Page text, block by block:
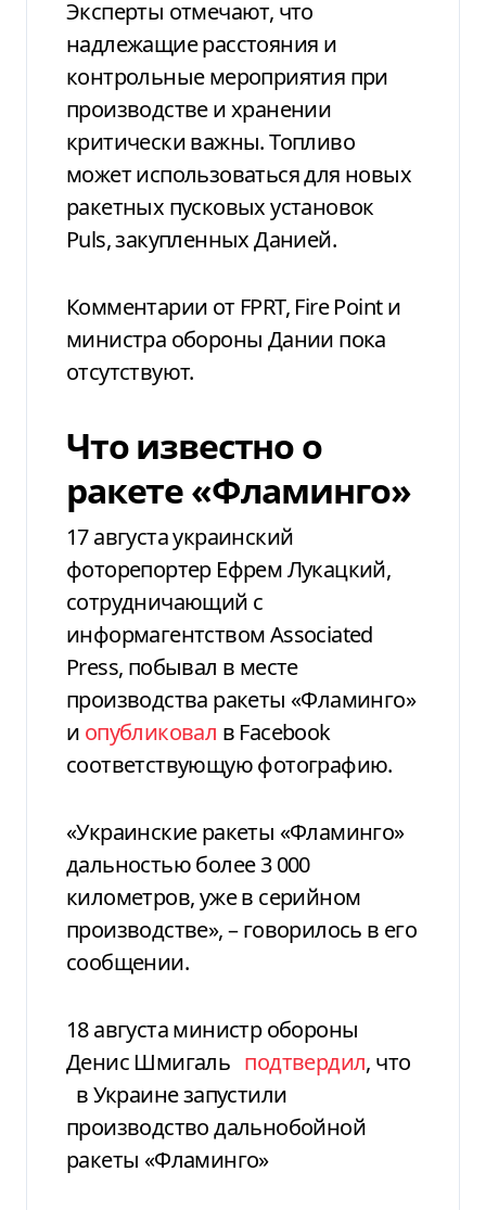
Эксперты отмечают, что
надлежащие расстояния и
контрольные мероприятия при
производстве и хранении
критически важны. Топливо
может использоваться для новых
ракетных пусковых установок
Puls, закупленных Данией.
Комментарии от FPRT, Fire Point и
министра обороны Дании пока
отсутствуют.
Что известно о
ракете «Фламинго»
17 августа украинский
фоторепортер Ефрем Лукацкий,
сотрудничающий с
информагентством Associated
Press, побывал в месте
производства ракеты «Фламинго»
и опубликовал в Facebook
соответствующую фотографию.
«Украинские ракеты «Фламинго»
дальностью более 3 000
километров, уже в серийном
производстве», – говорилось в его
сообщении.
18 августа министр обороны
Денис Шмигаль подтвердил, что
в Украине запустили
производство дальнобойной
ракеты «Фламинго»